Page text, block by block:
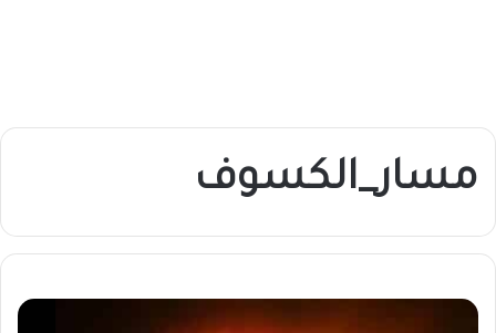
مسار_الكسوف